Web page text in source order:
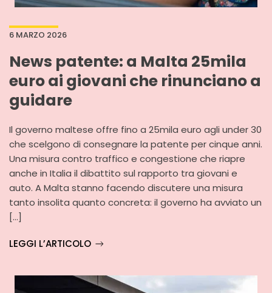
6 MARZO 2026
News patente: a Malta 25mila
euro ai giovani che rinunciano a
guidare
Il governo maltese offre fino a 25mila euro agli under 30
che scelgono di consegnare la patente per cinque anni.
Una misura contro traffico e congestione che riapre
anche in Italia il dibattito sul rapporto tra giovani e
auto. A Malta stanno facendo discutere una misura
tanto insolita quanto concreta: il governo ha avviato un
[…]
LEGGI L’ARTICOLO